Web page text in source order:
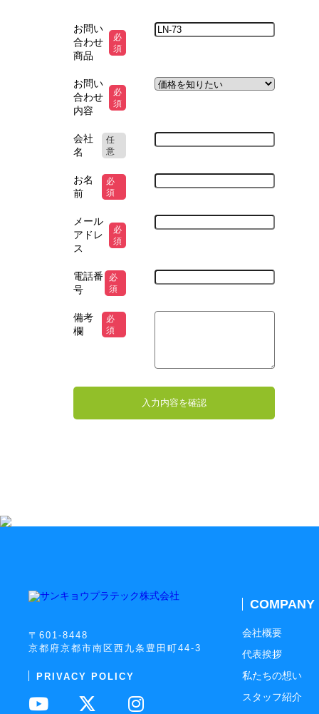
お問い
合わせ
商品
必
須
お問い
合わせ
内容
必
須
会社
名
任
意
お名
前
必
須
メール
アドレ
ス
必
須
電話番
号
必
須
備考
欄
必
須
〒601-8448
京都府京都市南区西九条豊田町44-3
PRIVACY POLICY
COMPANY
会社概要
代表挨拶
私たちの想い
スタッフ紹介